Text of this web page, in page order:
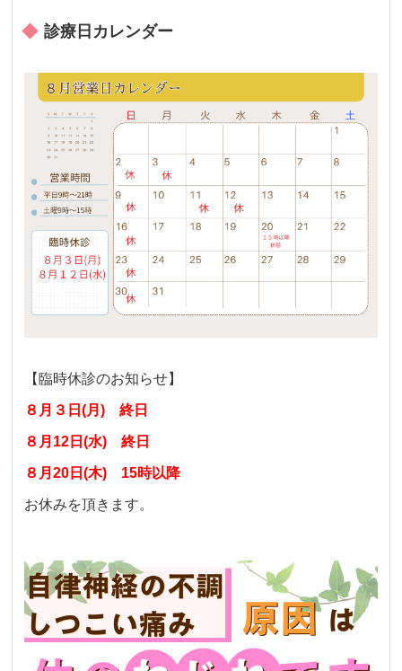
診療日カレンダー
【臨時休診のお知らせ】
８月３日(月) 終日
８月12日(水) 終日
８月20日(木) 15時以降
お休みを頂きます。